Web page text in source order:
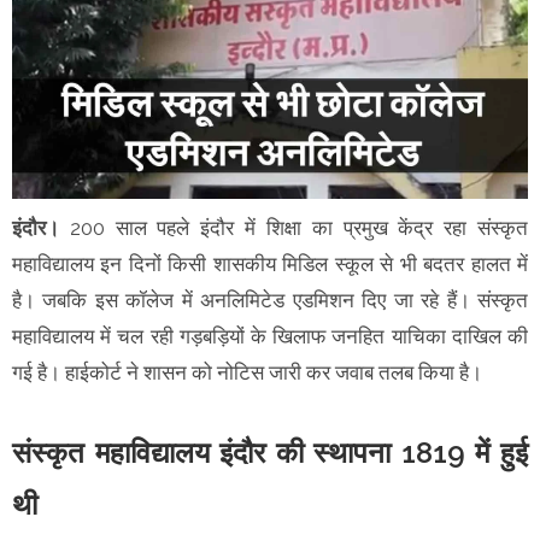
इंदौर। 200 साल पहले इंदौर में शिक्षा का प्रमुख केंद्र रहा संस्कृत
महाविद्यालय इन दिनों किसी शासकीय मिडिल स्कूल से भी बदतर हालत में
है। जबकि इस कॉलेज में अनलिमिटेड एडमिशन दिए जा रहे हैं। संस्कृत
महाविद्यालय में चल रही गड़बड़ियों के खिलाफ जनहित याचिका दाखिल की
गई है। हाईकोर्ट ने शासन को नोटिस जारी कर जवाब तलब किया है।
संस्कृत महाविद्यालय इंदौर की स्थापना 1819 में हुई
थी